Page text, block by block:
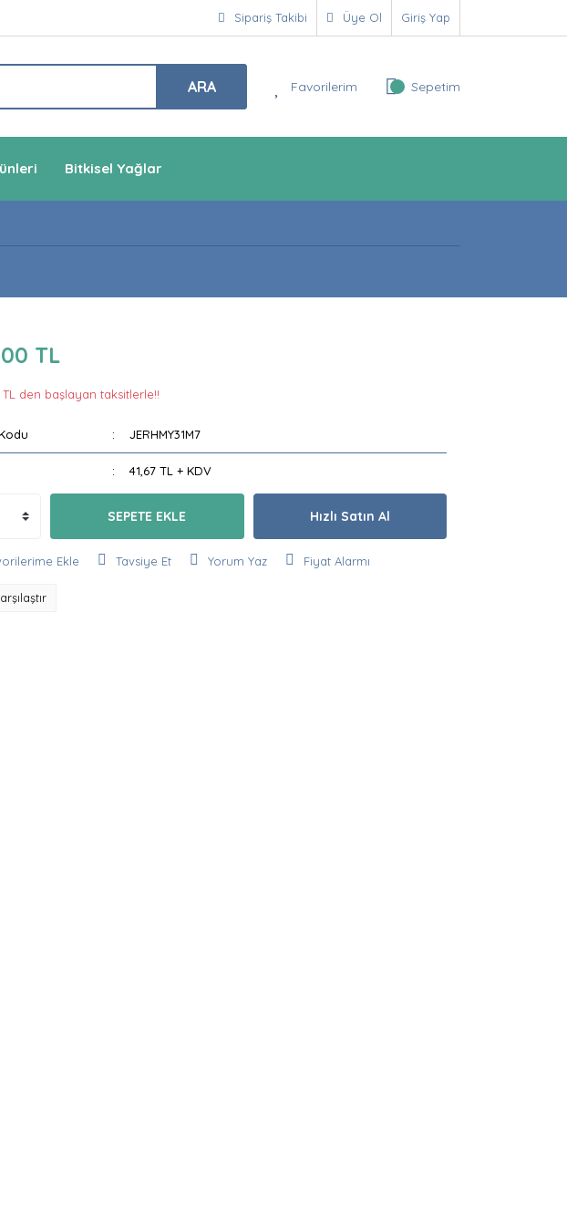
Sipariş Takibi Üye Ol Giriş Yap
ARA Favorilerim Sepetim
Bitkisel Yağlar
TL
den başlayan taksitlerle!!
JERHMY31M7
41,67 TL + KDV
SEPETE EKLE Hızlı Satın Al
Tavsiye Et Yorum Yaz Fiyat Alarmı